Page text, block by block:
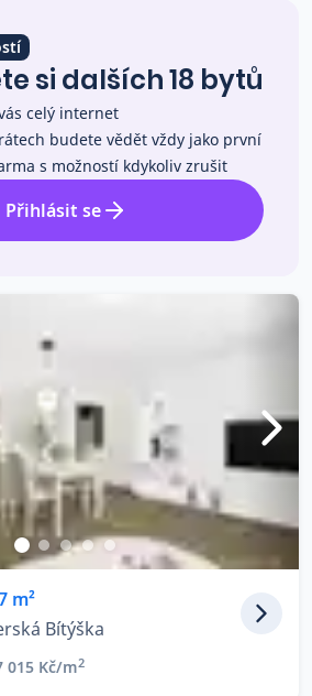
si dalších 18 bytů
celý internet
budete vědět vždy jako první
s možností kdykoliv zrušit
Přihlásit se
m²
Bítýška
015 Kč/m2